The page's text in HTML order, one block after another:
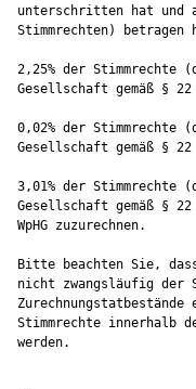
unterschritten hat und
Stimmrechten) betragen
2,25% der Stimmrechte
Gesellschaft gemäß §
0,02% der Stimmrechte
Gesellschaft gemäß §
3,01% der Stimmrechte
Gesellschaft gemäß §
WpHG zuzurechnen.
Bitte beachten Sie,
nicht zwangsläufig der
Stimmrechte innerhalb
werden.